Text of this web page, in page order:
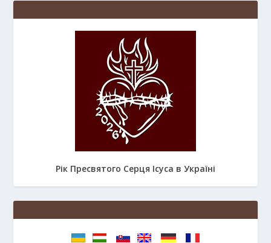
Рік Пресвятого Серця Ісуса в Україні